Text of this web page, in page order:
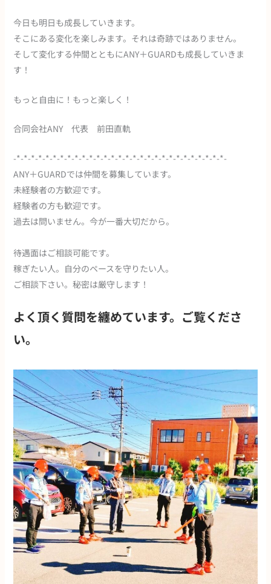
今日も明日も成長していきます。
そこにある変化を楽しみます。それは奇跡ではありません。
そして変化する仲間とともにANY＋GUARDも成長していきま
す！
もっと自由に！もっと楽しく！
合同会社ANY 代表 前田直軌
-*-*-*-*-*-*-*-*-*-*-*-*-*-*-*-*-*-*-*-*-*-*-*-*-*-*-*-*-*-
ANY＋GUARDでは仲間を募集しています。
未経験者の方歓迎です。
経験者の方も歓迎です。
過去は問いません。今が一番大切だから。
待遇面はご相談可能です。
稼ぎたい人。自分のペースを守りたい人。
ご相談下さい。秘密は厳守します！
よく頂く質問を纏めています。ご覧くださ
い。